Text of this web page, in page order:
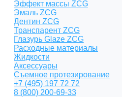
Эффект массы ZCG
Эмаль ZCG
Дентин ZCG
Транспарент ZCG
Глазурь Glaze ZCG
Расходные материалы
Жидкости
Аксессуары
Съемное протезирование
+7 (495) 197 72 72
8 (800) 200-69-33